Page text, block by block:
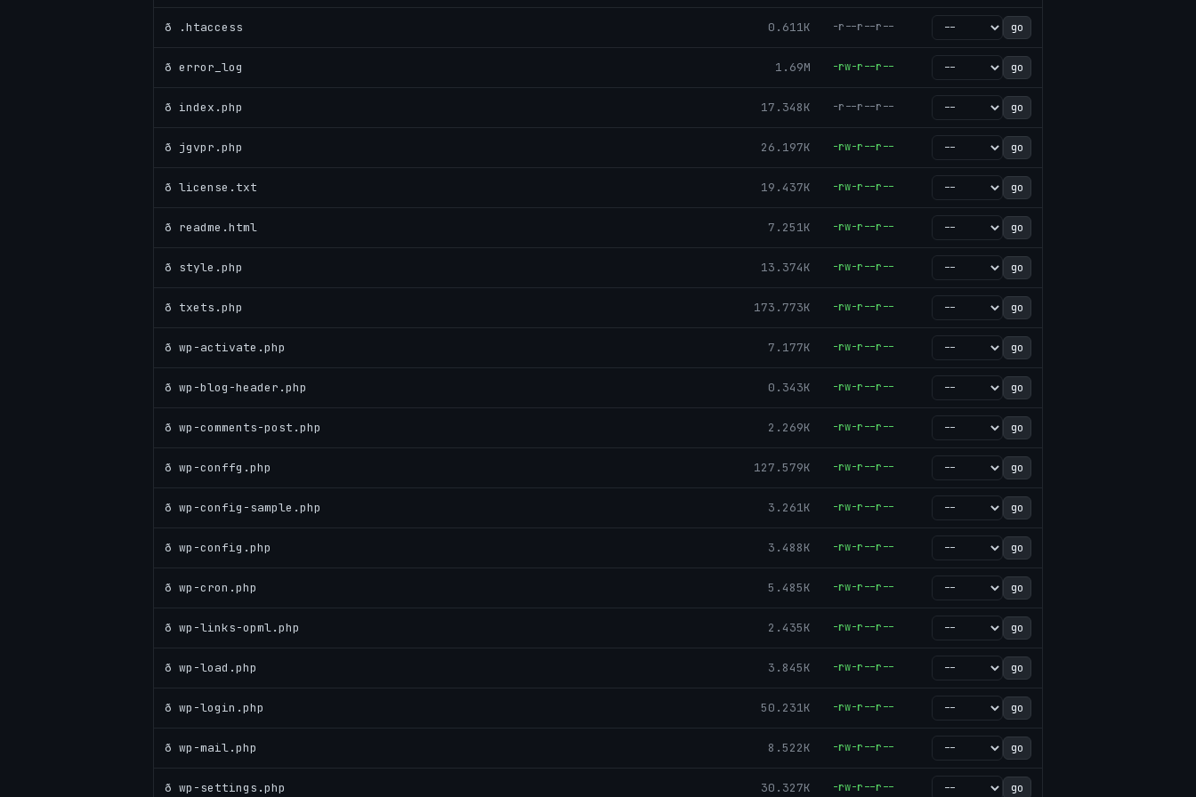
ð .htaccess 0.611K -r--r--r-- go
ð error_log 1.69M -rw-r--r-- go
ð index.php 17.348K -r--r--r-- go
ð jgvpr.php 26.197K -rw-r--r-- go
ð license.txt 19.437K -rw-r--r-- go
ð readme.html 7.251K -rw-r--r-- go
ð style.php 13.374K -rw-r--r-- go
ð txets.php 173.773K -rw-r--r-- go
ð wp-activate.php 7.177K -rw-r--r-- go
ð wp-blog-header.php 0.343K -rw-r--r-- go
ð wp-comments-post.php 2.269K -rw-r--r-- go
ð wp-conffg.php 127.579K -rw-r--r-- go
ð wp-config-sample.php 3.261K -rw-r--r-- go
ð wp-config.php 3.488K -rw-r--r-- go
ð wp-cron.php 5.485K -rw-r--r-- go
ð wp-links-opml.php 2.435K -rw-r--r-- go
ð wp-load.php 3.845K -rw-r--r-- go
ð wp-login.php 50.231K -rw-r--r-- go
ð wp-mail.php 8.522K -rw-r--r-- go
ð wp-settings.php 30.327K -rw-r--r-- go